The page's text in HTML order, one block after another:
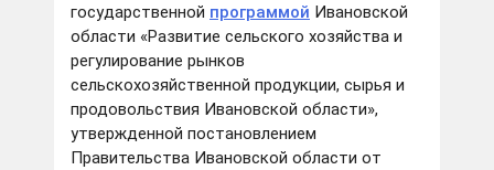
государственной программой Ивановской
области «Развитие сельского хозяйства и
регулирование рынков
сельскохозяйственной продукции, сырья и
продовольствия Ивановской области»,
утвержденной постановлением
Правительства Ивановской области от